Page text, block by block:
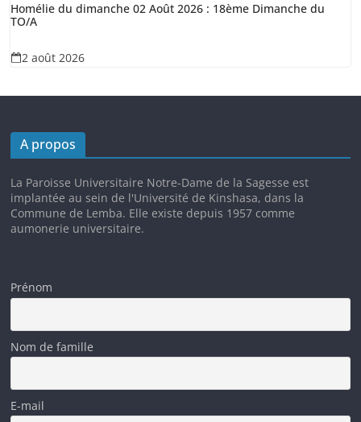
Homélie du dimanche 02 Août 2026 : 18ème Dimanche du
TO/A
2 août 2026
A propos
La Paroisse Universitaire Notre-Dame de la Sagesse est
implantée au sein de l'Université de Kinshasa, dans la
Commune de Lemba. Elle existe depuis 1957 comme
aumonerie universitaire.
Prénom
Nom de famille
E-mail